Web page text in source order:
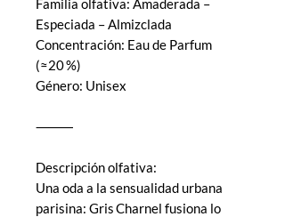
Especiada – Almizclada
Concentración: Eau de Parfum
(≈20 %)
Género: Unisex
⸻
Descripción olfativa:
Una oda a la sensualidad urbana
parisina: Gris Charnel fusiona lo